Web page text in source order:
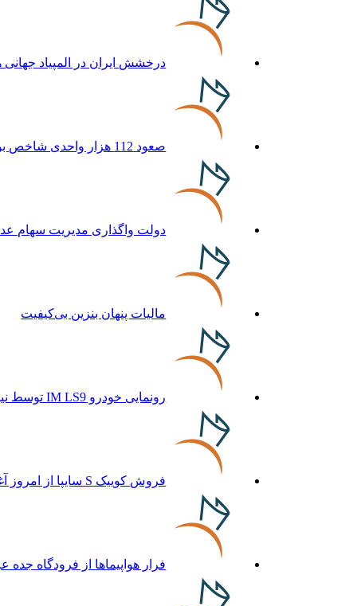
درخشش ایران در المپیاد
صعود 112 هزار واحدی شاخص بورس در معاملات امروز
دولت واگذاری مدیریت سهام
مالیات پنهان بنزین بی‌کیفیت
رونمایی خودرو IM LS9 توسط نیکا موتور ، لوکس ترین شاسی بلند EREV در ایران
فروش کوییک S سایپا از امروز آغاز شد؛ جزئیات ثبت‌نام و شرایط
فرار هواپیماها از فرودگاه جده